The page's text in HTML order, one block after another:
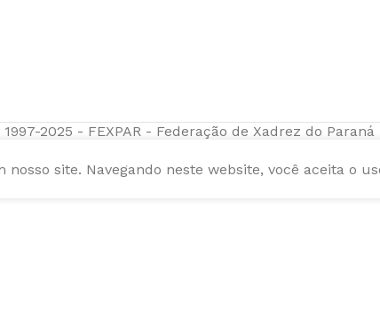
2025 - FEXPAR - Federação de Xadrez do Paraná
site. Navegando neste website, você aceita o